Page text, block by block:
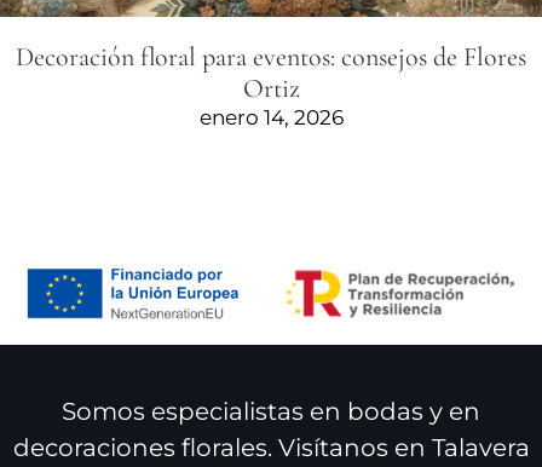
Decoración floral para eventos: consejos de Flores
Ortiz
enero 14, 2026
Somos especialistas en bodas y en
decoraciones florales. Visítanos en Talavera